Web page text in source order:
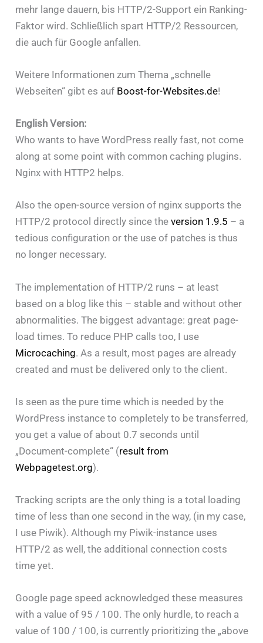
mehr lange dauern, bis HTTP/2-Support ein Ranking-
Faktor wird. Schließlich spart HTTP/2 Ressourcen,
die auch für Google anfallen.
Weitere Informationen zum Thema „schnelle
Webseiten“ gibt es auf Boost-for-Websites.de!
English Version:
Who wants to have WordPress really fast, not come
along at some point with common caching plugins.
Nginx with HTTP2 helps.
Also the open-source version of nginx supports the
HTTP/2 protocol directly since the version 1.9.5 – a
tedious configuration or the use of patches is thus
no longer necessary.
The implementation of HTTP/2 runs – at least
based on a blog like this – stable and without other
abnormalities. The biggest advantage: great page-
load times. To reduce PHP calls too, I use
Microcaching. As a result, most pages are already
created and must be delivered only to the client.
Is seen as the pure time which is needed by the
WordPress instance to completely to be transferred,
you get a value of about 0.7 seconds until
„Document-complete“ (result from
Webpagetest.org).
Tracking scripts are the only thing is a total loading
time of less than one second in the way, (in my case,
I use Piwik). Although my Piwik-instance uses
HTTP/2 as well, the additional connection costs
time yet.
Google page speed acknowledged these measures
with a value of 95 / 100. The only hurdle, to reach a
value of 100 / 100, is currently prioritizing the „above